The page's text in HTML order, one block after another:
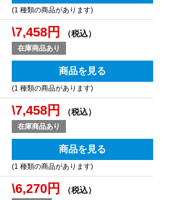
(1 種類の商品があります)
\7,458円 （税込）
在庫商品あり
商品を見る
(1 種類の商品があります)
\7,458円 （税込）
在庫商品あり
商品を見る
(1 種類の商品があります)
\6,270円 （税込）